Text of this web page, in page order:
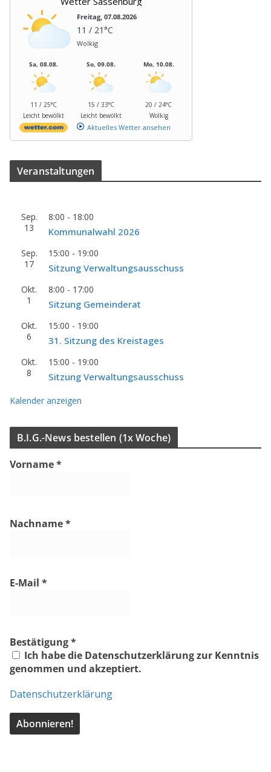
Freitag, 07.08.2026
11 / 21°C
Wolkig
Sa, 08.08.
11 / 25°C
Leicht bewölkt
So, 09.08.
15 / 33°C
Leicht bewölkt
Mo, 10.08.
20 / 24°C
Wolkig
Aktuelles Wetter ansehen
Ver­an­stal­tun­gen
Sep.
13
8:00 - 18:00
Kom­mu­nal­wahl 2026
Sep.
17
15:00 - 19:00
Sit­zung Verwaltungsausschuss
Okt.
1
8:00 - 17:00
Sit­zung Gemeinderat
Okt.
6
15:00 - 19:00
31. Sit­zung des Kreistages
Okt.
8
15:00 - 19:00
Sit­zung Verwaltungsausschuss
Kalender anzeigen
B.I.G.-News bestel­len (1x Woche)
Vorname*
Nachname*
E-Mail *
Bestätigung*
Ich habe die Datenschutzerklärung zur Kenntnis
genommen und akzeptiert.
Datenschutzerklärung